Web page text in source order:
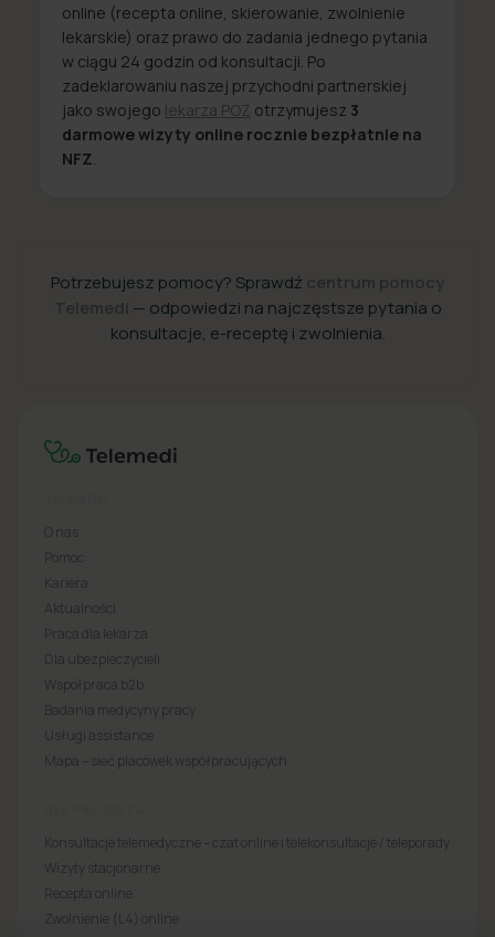
online (recepta online, skierowanie, zwolnienie
lekarskie) oraz prawo do zadania jednego pytania
w ciągu 24 godzin od konsultacji. Po
zadeklarowaniu naszej przychodni partnerskiej
jako swojego lekarza POZ otrzymujesz 3
darmowe wizyty online rocznie bezpłatnie na
NFZ
Potrzebujesz pomocy? Sprawdź centrum pomocy
Telemedi — odpowiedzi na najczęstsze pytania o
konsultacje, e-receptę i zwolnienia.
O nas
Pomoc
Kariera
Aktualności
Praca dla lekarza
Dla ubezpieczycieli
Współpraca b2b
Badania medycyny pracy
Usługi assistance
Mapa – sieć placówek współpracujących
Konsultacje telemedyczne – czat online i telekonsultacje / teleporady
Wizyty stacjonarne
Recepta online
Zwolnienie (L4) online